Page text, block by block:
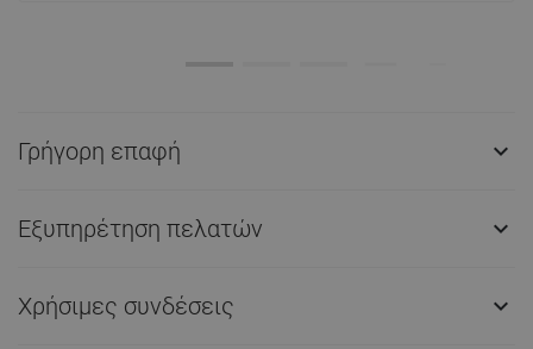
Γρήγορη επαφή 
Εξυπηρέτηση πελατών 
Χρήσιμες συνδέσεις 